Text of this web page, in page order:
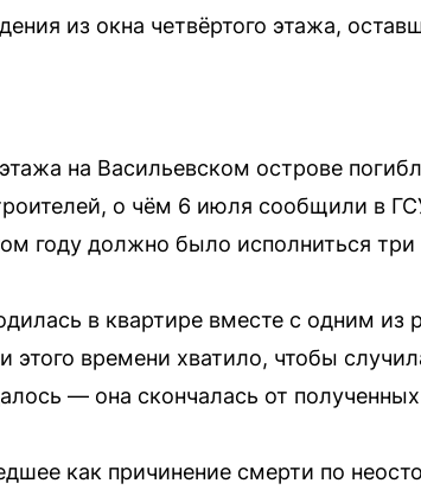
из окна четвёртого этажа,
на Васильевском острове
о чём 6 июля сообщили в
году должно было исполниться три
в квартире вместе с одним из
этого времени хватило, чтобы
— она скончалась от
как причинение смерти по